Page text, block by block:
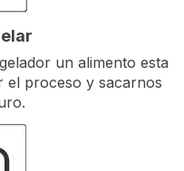
un alimento esta
el proceso y sacarnos